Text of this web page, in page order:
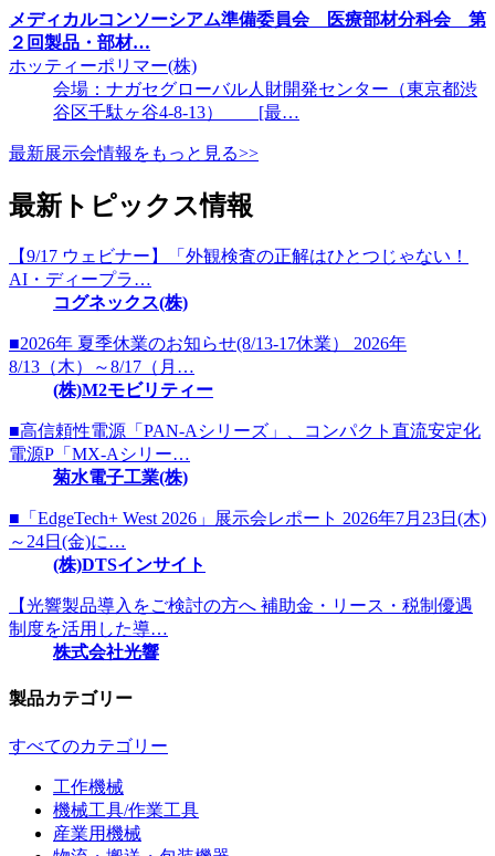
メディカルコンソーシアム準備委員会 医療部材分科会 第
２回製品・部材…
ホッティーポリマー(株)
会場：ナガセグローバル人財開発センター（東京都渋
谷区千駄ヶ谷4-8-13） [最…
最新展示会情報をもっと見る>>
最新トピックス情報
【9/17 ウェビナー】「外観検査の正解はひとつじゃない！
AI・ディープラ…
コグネックス(株)
■2026年 夏季休業のお知らせ(8/13-17休業） 2026年
8/13（木）～8/17（月…
(株)M2モビリティー
■高信頼性電源「PAN-Aシリーズ」、コンパクト直流安定化
電源P「MX-Aシリー…
菊水電子工業(株)
■「EdgeTech+ West 2026」展示会レポート 2026年7月23日(木)
～24日(金)に…
(株)DTSインサイト
【光響製品導入をご検討の方へ 補助金・リース・税制優遇
制度を活用した導…
株式会社光響
製品カテゴリー
すべてのカテゴリー
工作機械
機械工具/作業工具
産業用機械